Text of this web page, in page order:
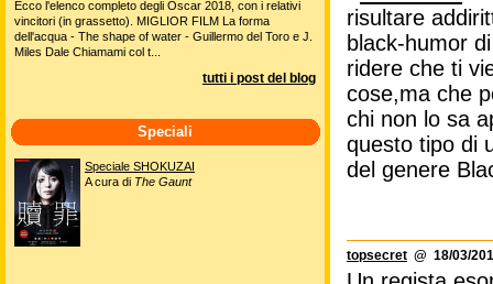
risultare
black-humor
ridere che ti
cose,ma che
chi non lo sa
questo tipo di
del genere
topsecret @ 18/03/
Ecco l'elenco completo degli Oscar 2018, con i relativi
vincitori (in grassetto). MIGLIOR FILM La forma
dell'acqua - The shape of water - Guillermo del Toro e J.
Miles Dale Chiamami col t...
tutti i post del blog
Speciali
Speciale SHOKUZAI
A cura di The Gaunt